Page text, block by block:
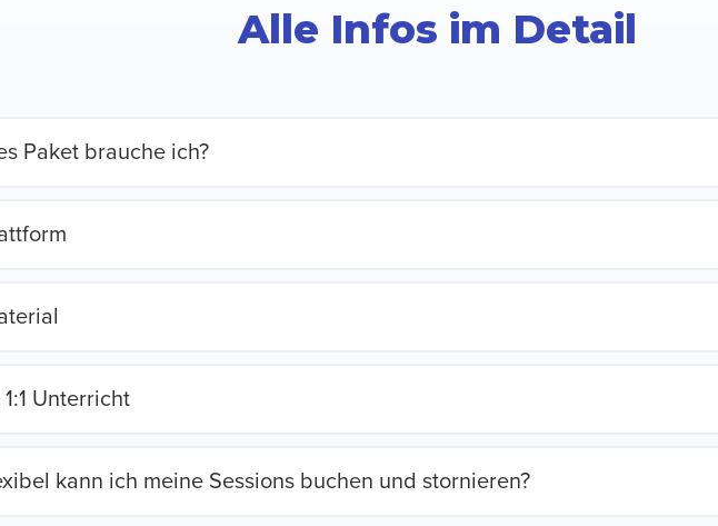
Alle Infos im Detail
Paket brauche ich?
Unterricht
kann ich meine Sessions buchen und stornieren?